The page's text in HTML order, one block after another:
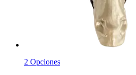
2 Opciones